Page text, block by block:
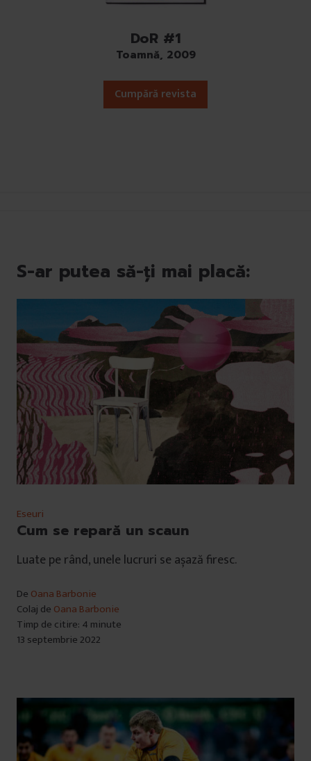
DoR #1
Toamnă, 2009
Cumpără revista
S-ar putea să-ți mai placă:
Eseuri
Cum se repară un scaun
Luate pe rând, unele lucruri se așază firesc.
De Oana Barbonie
Colaj de Oana Barbonie
Timp de citire: 4 minute
13 septembrie 2022